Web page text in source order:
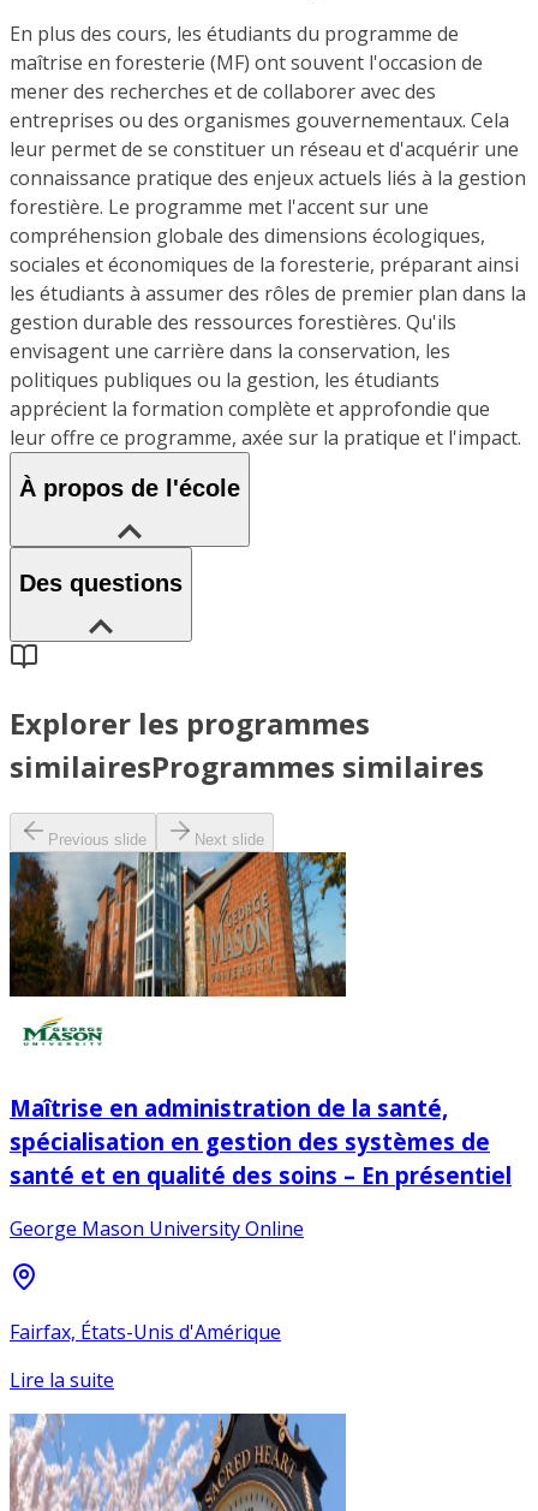
En plus des cours, les étudiants du programme de
maîtrise en foresterie (MF) ont souvent l'occasion de
mener des recherches et de collaborer avec des
entreprises ou des organismes gouvernementaux. Cela
leur permet de se constituer un réseau et d'acquérir une
connaissance pratique des enjeux actuels liés à la gestion
forestière. Le programme met l'accent sur une
compréhension globale des dimensions écologiques,
sociales et économiques de la foresterie, préparant ainsi
les étudiants à assumer des rôles de premier plan dans la
gestion durable des ressources forestières. Qu'ils
envisagent une carrière dans la conservation, les
politiques publiques ou la gestion, les étudiants
apprécient la formation complète et approfondie que
leur offre ce programme, axée sur la pratique et l'impact.
À propos de l'école
Des questions
Explorer les programmes
similairesProgrammes similaires
Previous slide Next slide
Maîtrise en administration de la santé,
spécialisation en gestion des systèmes de
santé et en qualité des soins – En présentiel
George Mason University Online
Fairfax, États-Unis d'Amérique
Lire la suite